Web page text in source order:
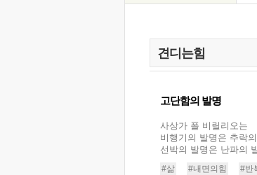
고단함의 발명
사상가 폴 비릴리오는
비행기의 발명은 추락
선박의 발명은 난파의
#삶 #내면의힘 #반